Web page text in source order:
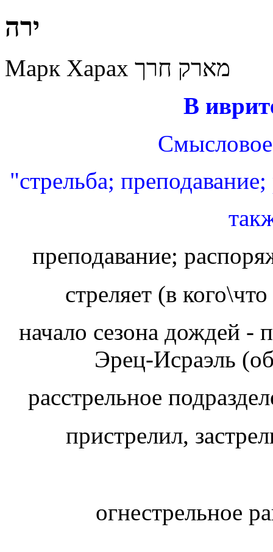
ירה
Марк Харах מארק חרך
В
"стрельба;
преподавание;
начало сезона дождей -
Эрец-Исраэль
расcтрельное
пристрелил,
огнестрельное